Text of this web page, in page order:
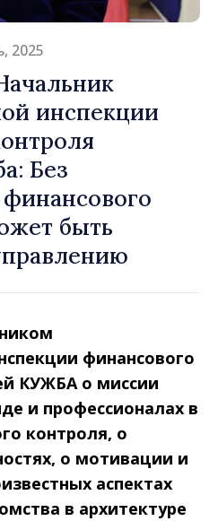
2025
инспекции
Без
быть
финансового
КУЖБА о миссии
и профессионалах в
контроля, о
о мотивации и
аспектах
в архитектуре